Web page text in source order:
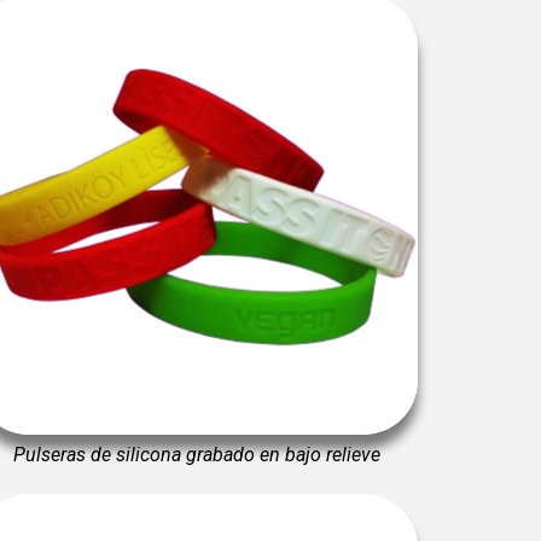
Pulseras de silicona grabado en bajo relieve